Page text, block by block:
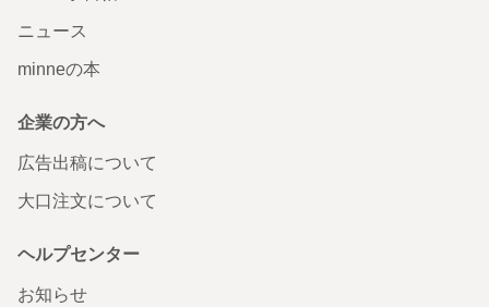
ニュース
minneの本
企業の方へ
広告出稿について
大口注文について
ヘルプセンター
お知らせ